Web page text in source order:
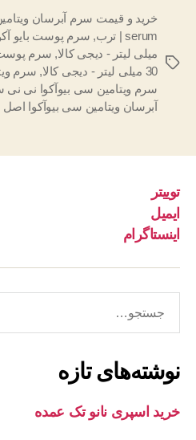
برچسب‌ها
serum | ترب
,
میلی لیتر - دیجی کالا,
30 میلی لیتر - دیجی کالا
, سرم
سرم ویتامین سی بیوآکوا نی نی
آبرسان ویتامین سی بیوآکوا اصل
توییتر
ایمیل
اینستاگرام
نوشته‌های تازه
خرید اسپری نانو تک عمده